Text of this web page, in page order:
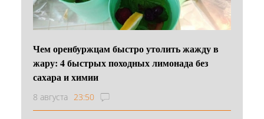
Чем оренбуржцам быстро утолить жажду в
жару: 4 быстрых походных лимонада без
сахара и химии
8 августа 23:50